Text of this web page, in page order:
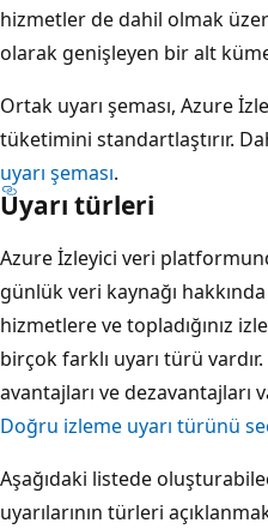
hizmetler de dahil olmak
olarak genişleyen bir alt
Ortak uyarı şeması, Azure
tüketimini standartlaştırır.
uyarı şeması.
Uyarı türleri
Azure İzleyici veri
günlük veri kaynağı
hizmetlere ve topladığınız
birçok farklı uyarı türü
avantajları ve dezavantajları
Doğru izleme uyarı türünü
Aşağıdaki listede
uyarılarının türleri